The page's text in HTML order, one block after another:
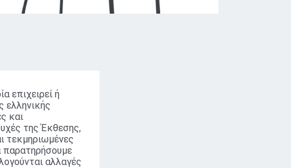
επιχειρεί ή
ελληνικής
και
της Έκθεσης,
τεκμηριωμένες
παρατηρήσουμε
αλλαγές